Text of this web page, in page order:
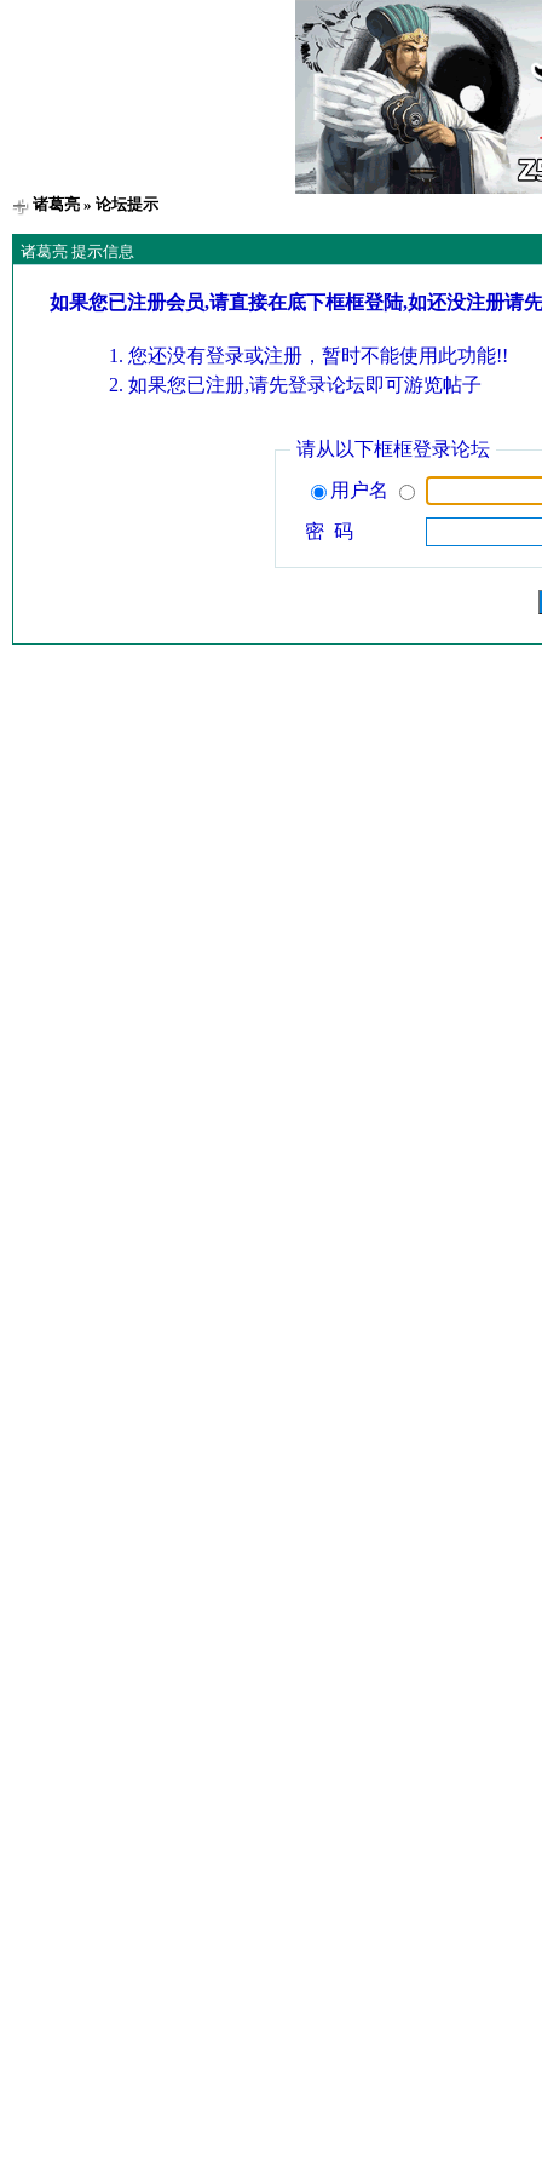
诸葛亮» 论坛提示
诸葛亮 提示信息
如果您已注册会员,请直接在底下框框登陆,如还没注册请
您还没有登录或注册，暂时不能使用此功能!!
如果您已注册,请先登录论坛即可游览帖子
请从以下框框登录论坛
用户名
密 码